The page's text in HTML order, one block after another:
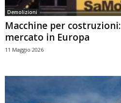
Demolizioni
Macchine per
mercato in Europa
11 Maggio 2026